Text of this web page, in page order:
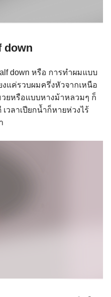
down
down หรือ การทำผมแบบ
แค่รวบผมครึ่งหัวจากเหนือ
ยหรือแบบหางม้าหลวมๆ ก็
วลาเปียกน้ำก็หายห่วงไร้